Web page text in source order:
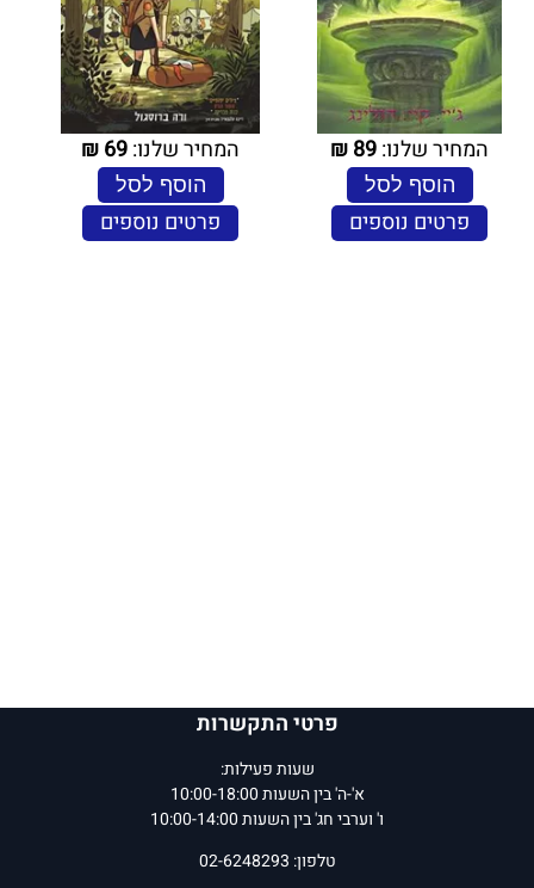
המחיר שלנו:89
₪
הוסף לסל
פרטים נוספים
המחיר שלנו:69
₪
הוסף לסל
פרטים נוספים
פרטי התקשרות
שעות פעילות:
א'-ה' בין השעות 10:00-18:00
ו' וערבי חג' בין השעות 10:00-14:00
טלפון: 02-6248293